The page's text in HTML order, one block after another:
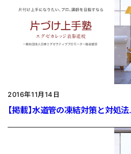
2016年11月14日
【掲載】水道管の凍結対策と対処